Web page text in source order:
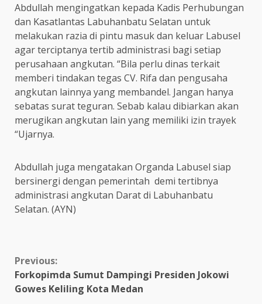
Abdullah mengingatkan kepada Kadis Perhubungan
dan Kasatlantas Labuhanbatu Selatan untuk
melakukan razia di pintu masuk dan keluar Labusel
agar terciptanya tertib administrasi bagi setiap
perusahaan angkutan. “Bila perlu dinas terkait
memberi tindakan tegas CV. Rifa dan pengusaha
angkutan lainnya yang membandel. Jangan hanya
sebatas surat teguran. Sebab kalau dibiarkan akan
merugikan angkutan lain yang memiliki izin trayek
“Ujarnya.
Abdullah juga mengatakan Organda Labusel siap
bersinergi dengan pemerintah demi tertibnya
administrasi angkutan Darat di Labuhanbatu
Selatan. (AYN)
Continue
Reading
Previous:
Forkopimda Sumut Dampingi Presiden Jokowi
Gowes Keliling Kota Medan